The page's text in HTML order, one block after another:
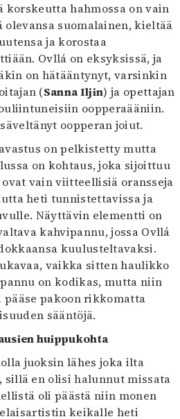
korskeutta hahmossa on vain
suomalainen, kieltää
ja korostaa
Ovllá on eksyksissä, ja
on hätääntynyt, varsinkin
(Sanna Iljin) ja opettajan
oopperaääniin.
oopperan joiut.
on pelkistetty mutta
on kohtaus, joka sijoittuu
vain viitteellisiä oransseja
heti tunnistettavissa ja
Näyttävin elementti on
kahvipannu, jossa Ovllá
kuulusteltavaksi.
vaikka sitten haulikko
on kodikas, mutta niin
pääse pakoon rikkomatta
sääntöjä.
huippukohta
juoksin lähes joka ilta
sillä en olisi halunnut missata
oli päästä niin monen
keikalle heti